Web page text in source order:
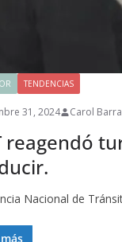
TENDENCIAS
31, 2024 Carol
reagendó
Nacional de